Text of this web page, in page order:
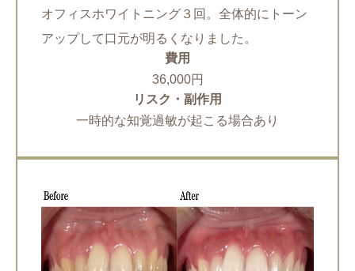
オフィスホワイトニング３回。全体的にトーン
アップして口元が明るくなりました。
費用
36,000円
リスク・副作用
一時的な知覚過敏が起こる場合あり